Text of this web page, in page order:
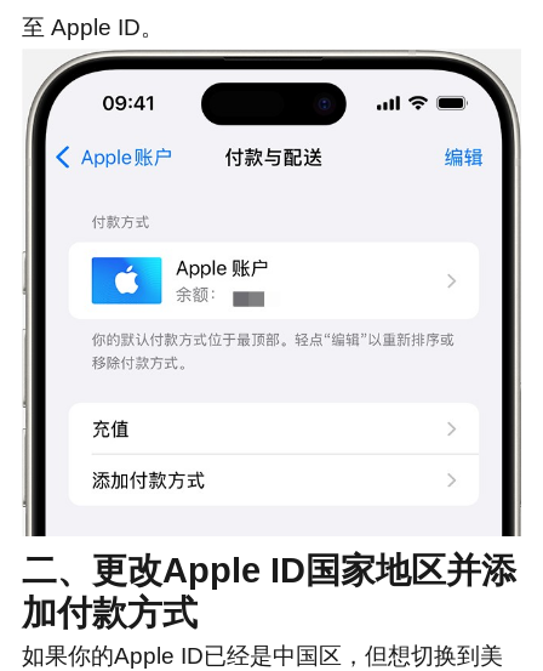
至 Apple ID。
二、更改Apple ID国家地区并添
加付款方式
如果你的Apple ID已经是中国区，但想切换到美